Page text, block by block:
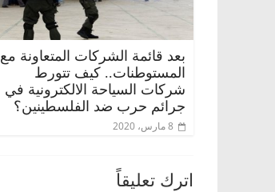
بعد قائمة الشركات المتعاونة مع
المستوطنات.. كيف تتورط
شركات السياحة الالكترونية في
جرائم حرب ضد الفلسطينين؟
8 مارس، 2020
اترك تعليقاً